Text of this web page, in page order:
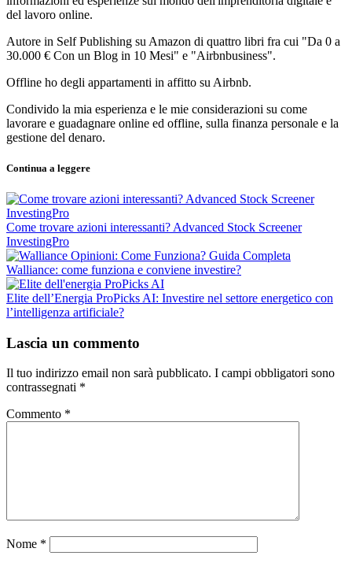
del lavoro online.
Autore in Self Publishing su Amazon di quattro libri fra cui "Da 0 a
30.000 € Con un Blog in 10 Mesi" e "Airbnbusiness".
Offline ho degli appartamenti in affitto su Airbnb.
Condivido la mia esperienza e le mie considerazioni su come
lavorare e guadagnare online ed offline, sulla finanza personale e la
gestione del denaro.
Continua a leggere
Come trovare azioni interessanti? Advanced Stock Screener
InvestingPro
Walliance: come funziona e conviene investire?
Elite dell’Energia ProPicks AI: Investire nel settore energetico con
l’intelligenza artificiale?
Lascia un commento
Il tuo indirizzo email non sarà pubblicato. I campi obbligatori sono
contrassegnati *
Commento *
Nome *